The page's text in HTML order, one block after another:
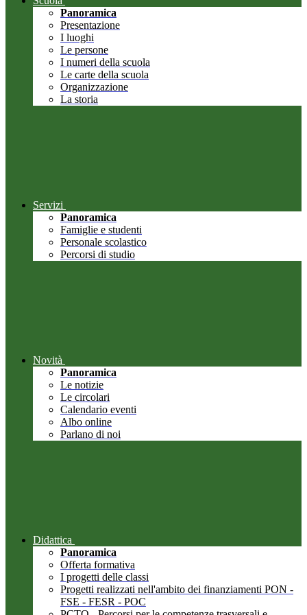
Panoramica
Presentazione
I luoghi
Le persone
I numeri della scuola
Le carte della scuola
Organizzazione
La storia
Servizi
Panoramica
Famiglie e studenti
Personale scolastico
Percorsi di studio
Novità
Panoramica
Le notizie
Le circolari
Calendario eventi
Albo online
Parlano di noi
Didattica
Panoramica
Offerta formativa
I progetti delle classi
Progetti realizzati nell'ambito dei finanziamenti PON -
FSE - FESR - POC